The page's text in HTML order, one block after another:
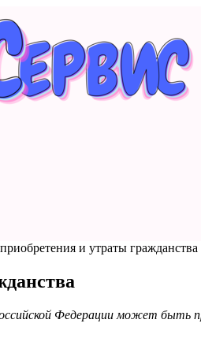
и утраты гражданства
Федерации может быть